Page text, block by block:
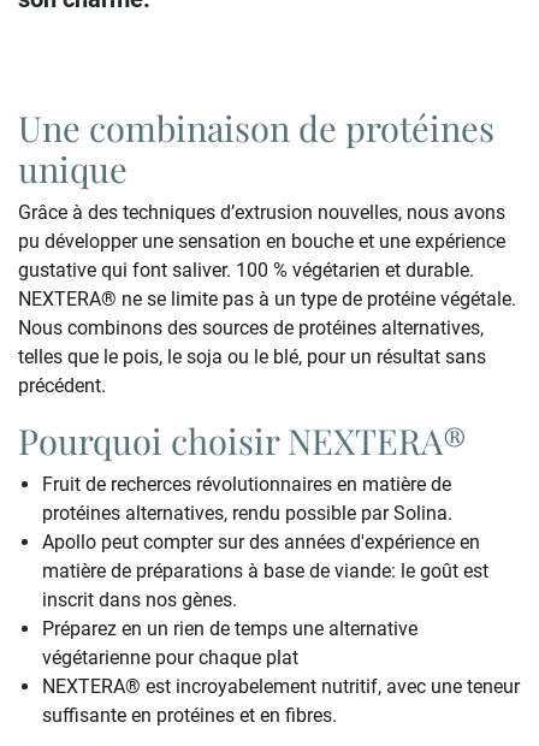
Une combinaison de protéines
unique
Grâce à des techniques d’extrusion nouvelles, nous avons
pu développer une sensation en bouche et une expérience
gustative qui font saliver. 100 % végétarien et durable.
NEXTERA® ne se limite pas à un type de protéine végétale.
Nous combinons des sources de protéines alternatives,
telles que le pois, le soja ou le blé, pour un résultat sans
précédent.
Pourquoi choisir NEXTERA®
Fruit de recherces révolutionnaires en matière de
protéines alternatives, rendu possible par Solina.
Apollo peut compter sur des années d'expérience en
matière de préparations à base de viande: le goût est
inscrit dans nos gènes.
Préparez en un rien de temps une alternative
végétarienne pour chaque plat
NEXTERA® est incroyabelement nutritif, avec une teneur
suffisante en protéines et en fibres.